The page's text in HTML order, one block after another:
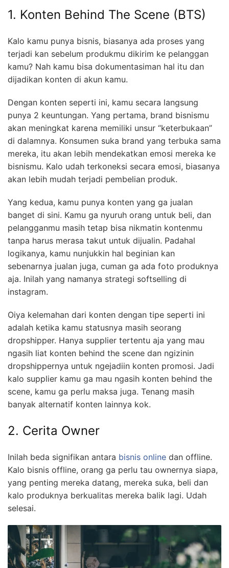
1. Konten Behind The Scene (BTS)
Kalo kamu punya bisnis, biasanya ada proses yang
terjadi kan sebelum produkmu dikirim ke pelanggan
kamu? Nah kamu bisa dokumentasiman hal itu dan
dijadikan konten di akun kamu.
Dengan konten seperti ini, kamu secara langsung
punya 2 keuntungan. Yang pertama, brand bisnismu
akan meningkat karena memiliki unsur “keterbukaan”
di dalamnya. Konsumen suka brand yang terbuka sama
mereka, itu akan lebih mendekatkan emosi mereka ke
bisnismu. Kalo udah terkoneksi secara emosi, biasanya
akan lebih mudah terjadi pembelian produk.
Yang kedua, kamu punya konten yang ga jualan
banget di sini. Kamu ga nyuruh orang untuk beli, dan
pelangganmu masih tetap bisa nikmatin kontenmu
tanpa harus merasa takut untuk dijualin. Padahal
logikanya, kamu nunjukkin hal beginian kan
sebenarnya jualan juga, cuman ga ada foto produknya
aja. Inilah yang namanya strategi softselling di
instagram.
Oiya kelemahan dari konten dengan tipe seperti ini
adalah ketika kamu statusnya masih seorang
dropshipper. Hanya supplier tertentu aja yang mau
ngasih liat konten behind the scene dan ngizinin
dropshippernya untuk ngejadiin konten promosi. Jadi
kalo supplier kamu ga mau ngasih konten behind the
scene, kamu ga perlu maksa juga. Tenang masih
banyak alternatif konten lainnya kok.
2. Cerita Owner
Inilah beda signifikan antara bisnis online dan offline.
Kalo bisnis offline, orang ga perlu tau ownernya siapa,
yang penting mereka datang, mereka suka, beli dan
kalo produknya berkualitas mereka balik lagi. Udah
selesai.